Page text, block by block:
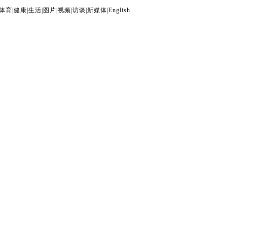
育 健康 生活 图片 视频 访谈 新媒体 English